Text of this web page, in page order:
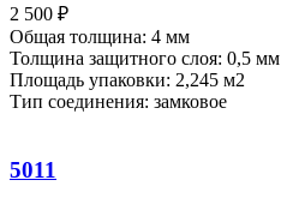
2 500 ₽
Общая толщина: 4 мм
Толщина защитного слоя: 0,5 мм
Площадь упаковки: 2,245 м2
Тип соединения: замковое
5011